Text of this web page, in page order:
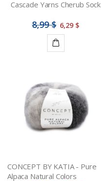
Cascade Yarns Cherub Sock
8,99 $ 6,29 $
panier
CONCEPT BY KATIA - Pure
Alpaca Natural Colors